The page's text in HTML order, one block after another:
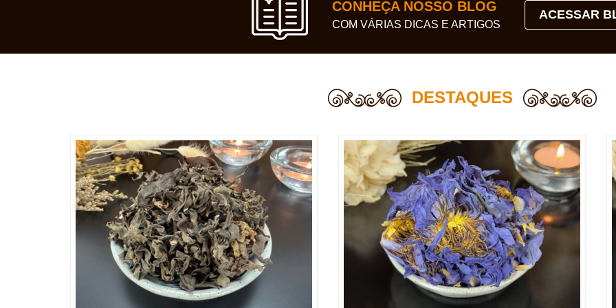
CONHEÇA NOSSO BLOG
COM VÁRIAS DICAS E ARTIGOS
ACESSAR
DESTAQUES